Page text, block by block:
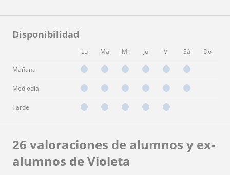
Disponibilidad
Lu Ma Mi Ju Vi Sá Do
Mañana
Mediodía
Tarde
26 valoraciones de alumnos y ex-
alumnos de Violeta